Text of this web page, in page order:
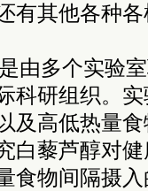
有其他各种
由多个实验
科研组织。
及高低热量
白藜芦醇对
食物间隔摄